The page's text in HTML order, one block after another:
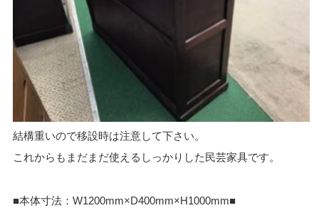
結構重いので移設時は注意して下さい。
これからもまだまだ使えるしっかりした民芸家具です。
■本体寸法：W1200mm×D400mm×H1000mm■